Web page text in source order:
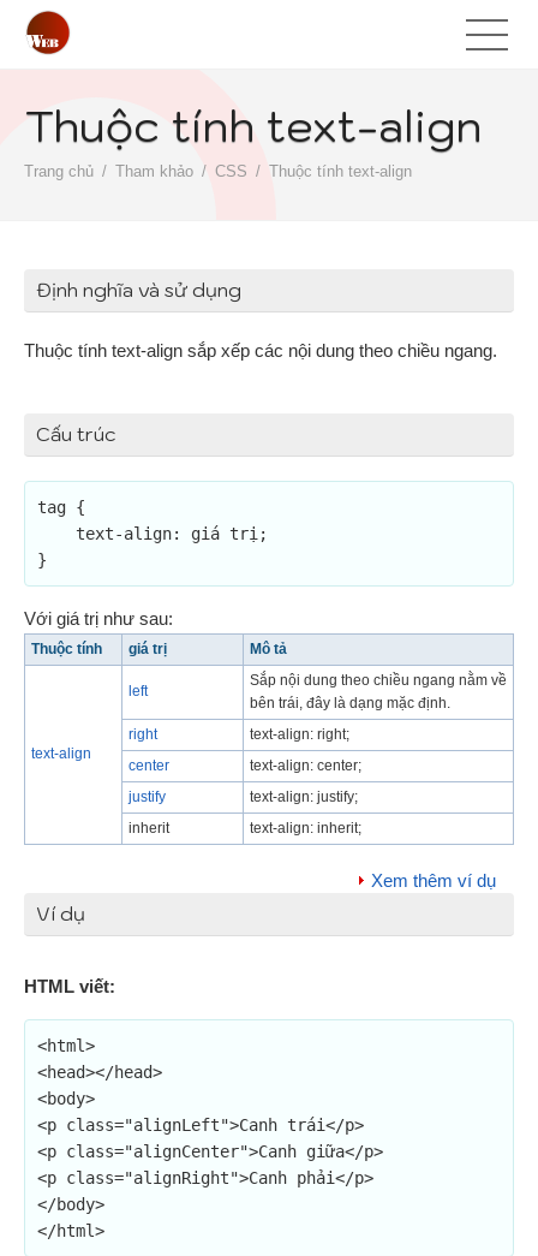
Thuộc tính text-align
Trang chủ Tham khảo CSS Thuộc tính text-align
Định nghĩa và sử dụng
Thuộc tính text-align sắp xếp các nội dung theo chiều ngang.
Cấu trúc
tag {
}
Với giá trị như sau:
Thuộc tính giá trị Mô tả
text-align
left
Sắp nội dung theo chiều ngang nằm về
bên trái, đây là dạng mặc định.
right
text-align: right;
center
text-align: center;
justify
text-align: justify;
inherit
text-align: inherit;
Ví dụ
Xem thêm ví dụ
HTML viết:
<html>
<head></head>
<body>
<p class="alignLeft">Canh trái</p>
<p class="alignCenter">Canh giữa</p>
<p class="alignRight">Canh phải</p>
</body>
</html>